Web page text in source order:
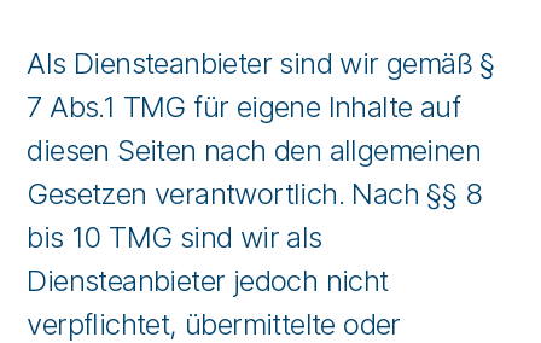
Als Diensteanbieter sind wir gemäß §
7 Abs.1 TMG für eigene Inhalte auf
diesen Seiten nach den allgemeinen
Gesetzen verantwortlich. Nach §§ 8
bis 10 TMG sind wir als
Diensteanbieter jedoch nicht
verpflichtet, übermittelte oder